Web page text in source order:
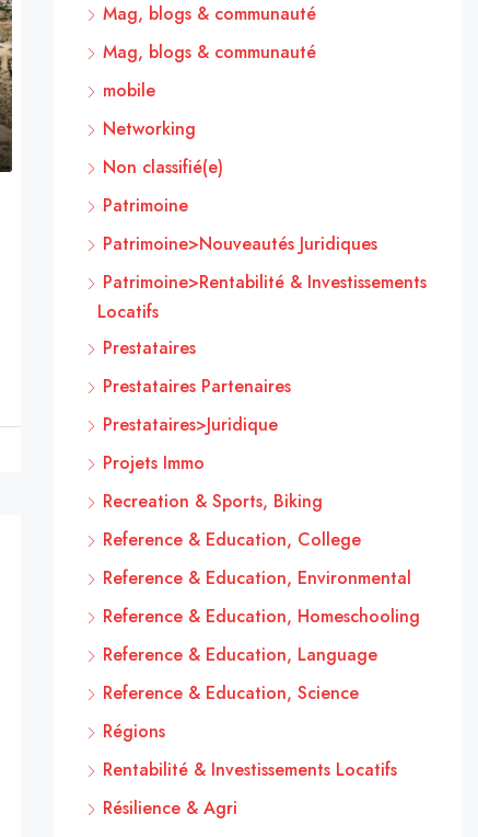
Mag, blogs & communauté
Mag, blogs & communauté
mobile
Networking
Non classifié(e)
Patrimoine
Patrimoine>Nouveautés Juridiques
Patrimoine>Rentabilité & Investissements
Locatifs
Prestataires
Prestataires Partenaires
Prestataires>Juridique
Projets Immo
Recreation & Sports, Biking
Reference & Education, College
Reference & Education, Environmental
Reference & Education, Homeschooling
Reference & Education, Language
Reference & Education, Science
Régions
Rentabilité & Investissements Locatifs
Résilience & Agri